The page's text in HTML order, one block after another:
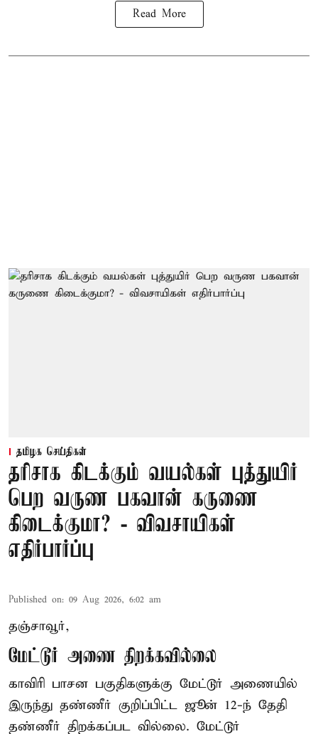
Read More
தமிழக செய்திகள்
தரிசாக கிடக்கும் வயல்கள் புத்துயிர்
பெற வருண பகவான் கருணை
கிடைக்குமா? - விவசாயிகள்
எதிர்பார்ப்பு
Published on: 09 Aug 2026, 6:02 am
தஞ்சாவூர்,
மேட்டூர் அணை திறக்கவில்லை
காவிரி பாசன பகுதிகளுக்கு மேட்டூர் அணையில்
இருந்து தண்ணீர் குறிப்பிட்ட ஜூன் 12-ந் தேதி
தண்ணீர் திறக்கப்பட வில்லை. மேட்டூர்